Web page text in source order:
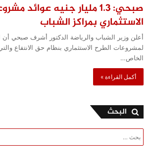
صبحي: 1.3 مليار جنيه عوائد
الاستثماري بمراكز الشباب
أعلن وزير الشباب والرياضة الدكتور أشرف صبحي أن
لمشروعات الطرح الاستثماري بنظام حق الانتفاع
الخاص…
أكمل القراءة »
البحث